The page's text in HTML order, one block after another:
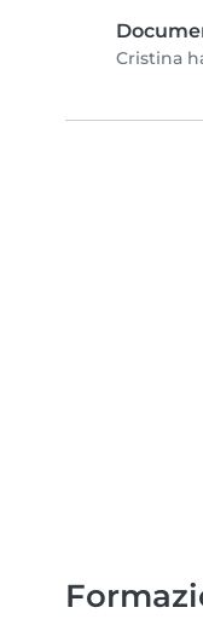
Cristina